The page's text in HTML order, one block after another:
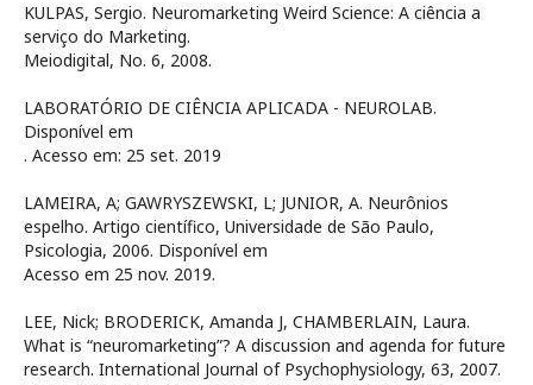
KULPAS, Sergio. Neuromarketing Weird Science: A ciência a
serviço do Marketing.
Meiodigital, No. 6, 2008.
LABORATÓRIO DE CIÊNCIA APLICADA - NEUROLAB.
Disponível em
. Acesso em: 25 set. 2019
LAMEIRA, A; GAWRYSZEWSKI, L; JUNIOR, A. Neurônios
espelho. Artigo científico, Universidade de São Paulo,
Psicologia, 2006. Disponível em
Acesso em 25 nov. 2019.
LEE, Nick; BRODERICK, Amanda J, CHAMBERLAIN, Laura.
What is “neuromarketing”? A discussion and agenda for future
research. International Journal of Psychophysiology, 63, 2007.